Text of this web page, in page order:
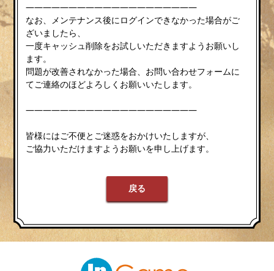
————————————————————
なお、メンテナンス後にログインできなかった場合がご
ざいましたら、
一度キャッシュ削除をお試しいただきますようお願いし
ます。
問題が改善されなかった場合、お問い合わせフォームに
てご連絡のほどよろしくお願いいたします。
————————————————————
皆様にはご不便とご迷惑をおかけいたしますが、
ご協力いただけますようお願いを申し上げます。
戻る